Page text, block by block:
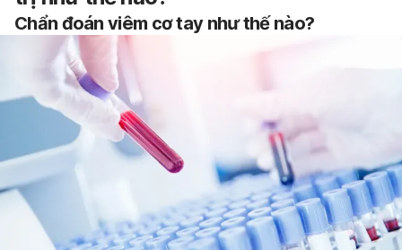
Chẩn đoán viêm cơ tay như thế nào?